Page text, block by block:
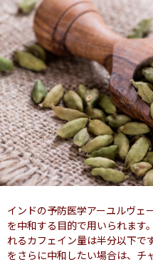
インドの予防医学アーユルヴェ
を中和する目的で用いられます
れるカフェイン量は半分以下で
をさらに中和したい場合は、チ